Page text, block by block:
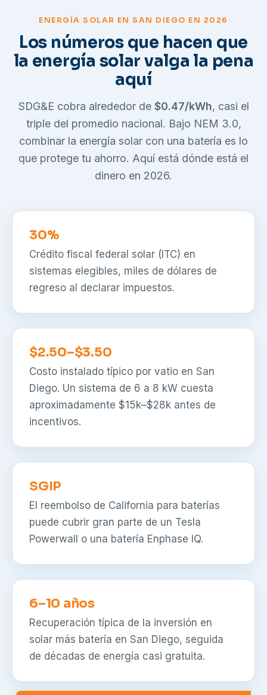
ENERGÍA SOLAR EN SAN DIEGO EN 2026
Los números que hacen que
la energía solar valga la pena
aquí
SDG&E cobra alrededor de $0.47/kWh, casi el
triple del promedio nacional. Bajo NEM 3.0,
combinar la energía solar con una batería es lo
que protege tu ahorro. Aquí está dónde está el
dinero en 2026.
30%
Crédito fiscal federal solar (ITC) en
sistemas elegibles, miles de dólares de
regreso al declarar impuestos.
$2.50–$3.50
Costo instalado típico por vatio en San
Diego. Un sistema de 6 a 8 kW cuesta
aproximadamente $15k–$28k antes de
incentivos.
SGIP
El reembolso de California para baterías
puede cubrir gran parte de un Tesla
Powerwall o una batería Enphase IQ.
6–10 años
Recuperación típica de la inversión en
solar más batería en San Diego, seguida
de décadas de energía casi gratuita.